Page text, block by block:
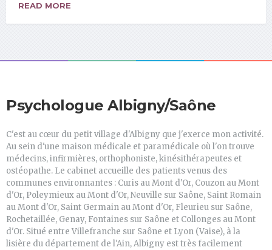
READ MORE
Psychologue Albigny/Saône
C'est au cœur du petit village d'Albigny que j'exerce mon activité.
Au sein d'une maison médicale et paramédicale où l'on trouve
médecins, infirmières, orthophoniste, kinésithérapeutes et
ostéopathe. Le cabinet accueille des patients venus des
communes environnantes : Curis au Mont d'Or, Couzon au Mont
d'Or, Poleymieux au Mont d'Or, Neuville sur Saône, Saint Romain
au Mont d'Or, Saint Germain au Mont d'Or, Fleurieu sur Saône,
Rochetaillée, Genay, Fontaines sur Saône et Collonges au Mont
d'Or. Situé entre Villefranche sur Saône et Lyon (Vaise), à la
lisière du département de l'Ain, Albigny est très facilement